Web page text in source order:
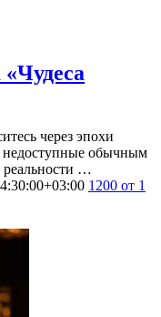
через эпохи
недоступные обычным
реальности …
1200 от 1